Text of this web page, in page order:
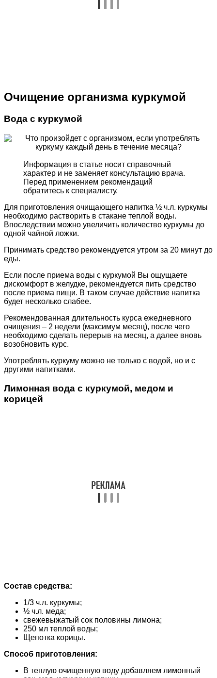
Очищение организма куркумой
Вода с куркумой
Информация в статье носит справочный
характер и не заменяет консультацию врача.
Перед применением рекомендаций
обратитесь к специалисту.
Для приготовления очищающего напитка ½ ч.л. куркумы
необходимо растворить в стакане теплой воды.
Впоследствии можно увеличить количество куркумы до
одной чайной ложки.
Принимать средство рекомендуется утром за 20 минут до
еды.
Если после приема воды с куркумой Вы ощущаете
дискомфорт в желудке, рекомендуется пить средство
после приема пищи. В таком случае действие напитка
будет несколько слабее.
Рекомендованная длительность курса ежедневного
очищения – 2 недели (максимум месяц), после чего
необходимо сделать перерыв на месяц, а далее вновь
возобновить курс.
Употреблять куркуму можно не только с водой, но и с
другими напитками.
Лимонная вода с куркумой, медом и
корицей
Состав средства:
1/3 ч.л. куркумы;
½ ч.л. меда;
свежевыжатый сок половины лимона;
250 мл теплой воды;
Щепотка корицы.
Способ приготовления:
В теплую очищенную воду добавляем лимонный